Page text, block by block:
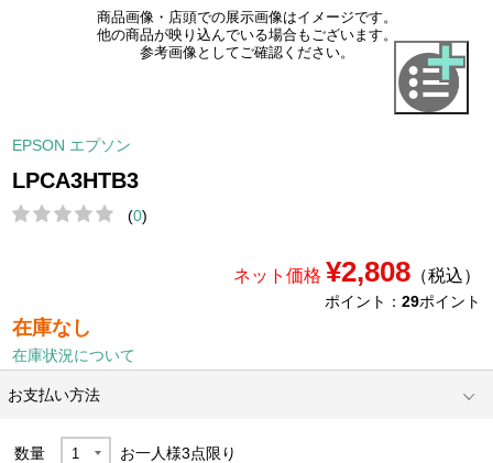
商品画像・店頭での展示画像はイメージです。
他の商品が映り込んでいる場合もございます。
参考画像としてご確認ください。
EPSON エプソン
LPCA3HTB3
(0)
ネット価格 ¥2,808（税込）
ポイント： 29ポイント
在庫なし
在庫状況について
お支払い方法
数量 お一人様3点限り